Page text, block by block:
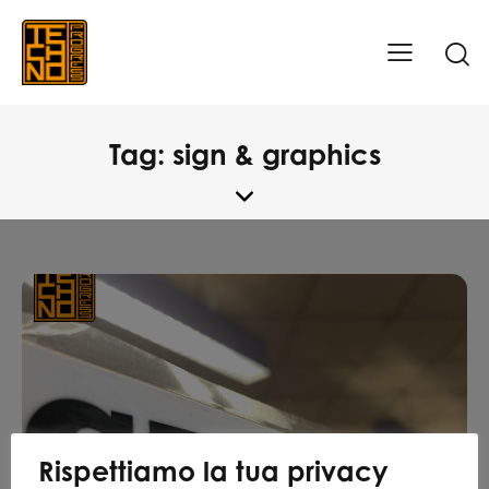
Tag: sign & graphics
Rispettiamo la tua privacy